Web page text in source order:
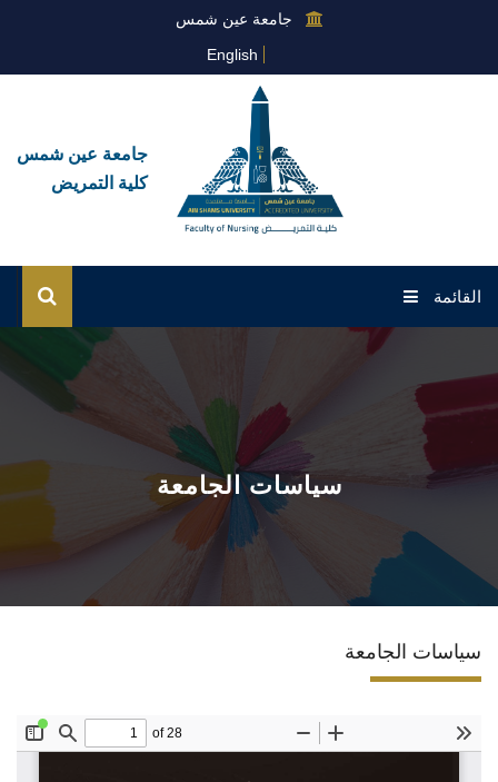
جامعة عين شمس
English
جامعة عين شمس
كلية التمريض
القائمة
عن الكلية
القطاعات
الاقسام
المراكز والوحدات
المجلة العلمية
سياسات الجامعة
سياسات الجامعة